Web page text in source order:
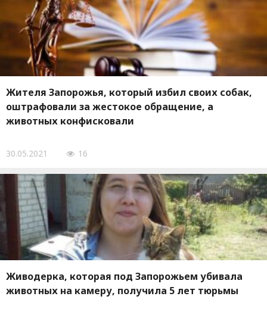
Жителя Запорожья, который избил своих собак,
оштрафовали за жестокое обращение, а
животных конфисковали
30.05.2021 16
Живодерка, которая под Запорожьем убивала
животных на камеру, получила 5 лет тюрьмы